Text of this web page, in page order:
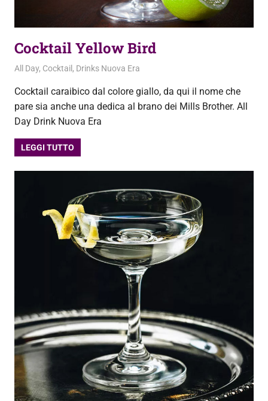
Cocktail Yellow Bird
3 Settembre 2020
admin
All Day, Cocktail, Drinks Nuova Era
Cocktail caraibico dal colore giallo, da qui il nome che
pare sia anche una dedica al brano dei Mills Brother. All
Day Drink Nuova Era
LEGGI TUTTO